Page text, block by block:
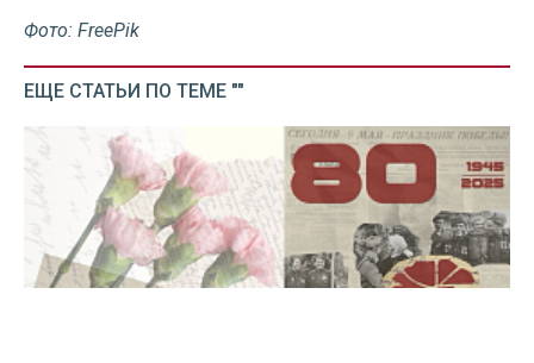
Фото: FreePik
ЕЩЕ СТАТЬИ ПО ТЕМЕ ""